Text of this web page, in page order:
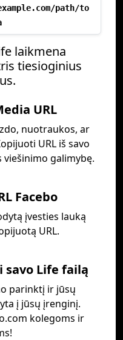
path/to
laikmena
tiesioginius
URL
nuotraukos, ar
URL iš savo
galimybę.
Facebo
įvesties lauką
URL.
savo Life failą
parinktį ir jūsų
į jūsų įrenginį.
kolegoms ir